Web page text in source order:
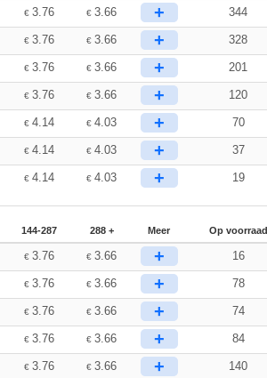
€ 3.76 €3.66 + 344
€ 3.76 €3.66 + 328
€ 3.76 €3.66 + 201
€ 3.76 €3.66 + 120
€ 4.14 €4.03 + 70
€ 4.14 €4.03 + 37
€ 4.14 €4.03 + 19
144-287 288 + Meer Op voorraad
€ 3.76 €3.66 + 16
€ 3.76 €3.66 + 78
€ 3.76 €3.66 + 74
€ 3.76 €3.66 + 84
€ 3.76 €3.66 + 140